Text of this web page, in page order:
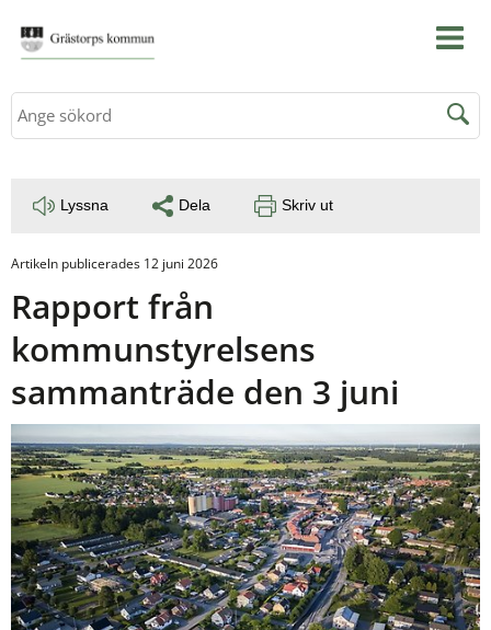
Sök
Lyssna Dela Skriv ut
Artikeln publicerades 12 juni 2026
Rapport från
kommunstyrelsens
sammanträde den 3 juni